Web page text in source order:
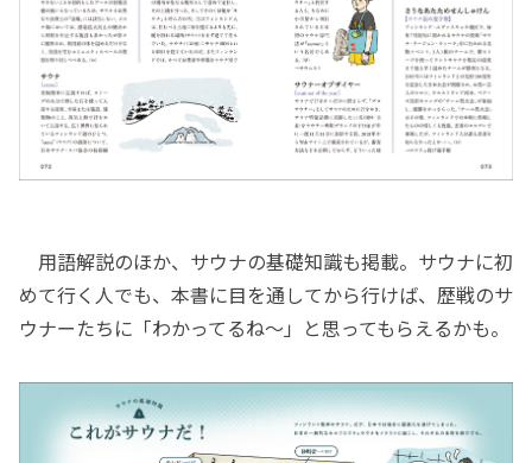
用語解説のほか、サウナの基礎知識も掲載。サウナに初
めて行く人でも、本書に目を通してから行けば、歴戦のサ
ウナーたちに「わかってるね～」と思ってもらえるかも。